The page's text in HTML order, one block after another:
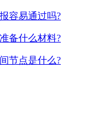
容易通过吗?
备什么材料?
节点是什么?